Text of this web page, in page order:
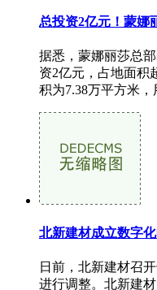
总投资2亿元！蒙娜
据悉，蒙娜丽莎总
资2亿元，占地面积
积为7.38万平方米
北新建材成立数字
日前，北新建材召
进行调整。北新建